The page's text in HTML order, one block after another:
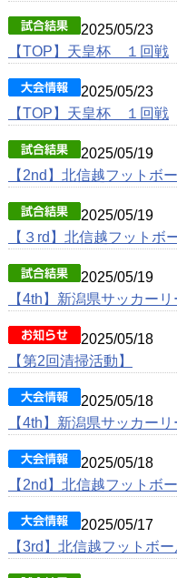
2025/05/23
【TOP】天皇杯 １回戦
2025/05/23
【TOP】天皇杯 １回戦
2025/05/19
【2nd】北信越フット
2025/05/19
【３rd】北信越フット
2025/05/19
【4th】新潟県サッカー
2025/05/18
【第2回清掃活動】
2025/05/18
【4th】新潟県サッカー
2025/05/18
【2nd】北信越フット
2025/05/17
【3rd】北信越フットボ